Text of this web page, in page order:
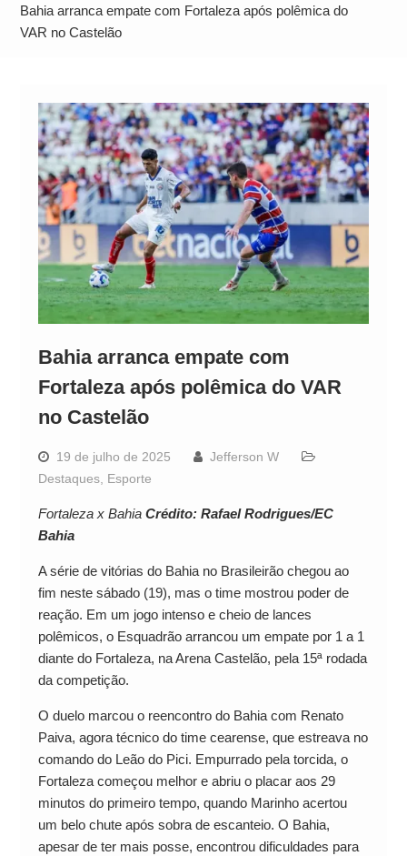
Alto
Bahia arranca empate com Fortaleza após polêmica do
VAR no Castelão
Bahia arranca empate com
Fortaleza após polêmica do VAR
no Castelão
19 de julho de 2025
Jefferson W
Destaques, Esporte
Fortaleza x Bahia Crédito: Rafael Rodrigues/EC
Bahia
A série de vitórias do Bahia no Brasileirão chegou ao
fim neste sábado (19), mas o time mostrou poder de
reação. Em um jogo intenso e cheio de lances
polêmicos, o Esquadrão arrancou um empate por 1 a 1
diante do Fortaleza, na Arena Castelão, pela 15ª rodada
da competição.
O duelo marcou o reencontro do Bahia com Renato
Paiva, agora técnico do time cearense, que estreava no
comando do Leão do Pici. Empurrado pela torcida, o
Fortaleza começou melhor e abriu o placar aos 29
minutos do primeiro tempo, quando Marinho acertou
um belo chute após sobra de escanteio. O Bahia,
apesar de ter mais posse, encontrou dificuldades para